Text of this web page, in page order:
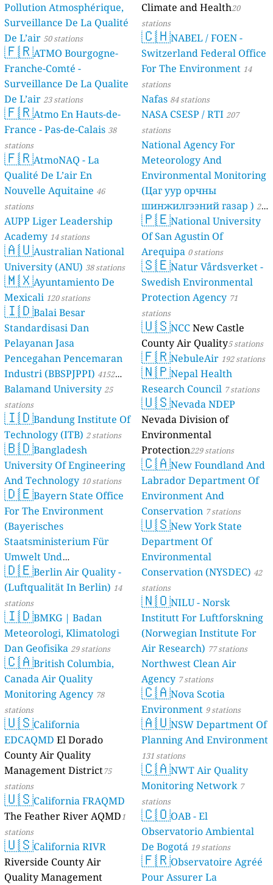
Pollution Atmosphérique,
Surveillance De La Qualité
De L’air 50 stations
🇫🇷ATMO Bourgogne-
Franche-Comté -
Surveillance De La Qualite
De L’air 23 stations
🇫🇷Atmo En Hauts-de-
France - Pas-de-Calais 38
stations
🇫🇷AtmoNAQ - La
Qualité De L’air En
Nouvelle Aquitaine 46
stations
AUPP Liger Leadership
Academy 14 stations
🇦🇺Australian National
University (ANU) 38 stations
🇲🇽Ayuntamiento De
Mexicali 120 stations
🇮🇩Balai Besar
Standardisasi Dan
Pelayanan Jasa
Pencegahan Pencemaran
Industri (BBSPJPPI) 4152
stations
Balamand University25
stations
🇮🇩Bandung Institute Of
Technology (ITB) 2 stations
🇧🇩Bangladesh
University Of Engineering
And Technology 10 stations
🇩🇪Bayern State Office
For The Environment
(Bayerisches
Staatsministerium Für
Umwelt Und
Verbraucherschutz) - LfU
46 stations
🇩🇪Berlin Air Quality -
(Luftqualität In Berlin) 14
stations
🇮🇩BMKG | Badan
Meteorologi, Klimatologi
Dan Geofisika 29 stations
🇨🇦British Columbia,
Canada Air Quality
Monitoring Agency 78
stations
🇺🇸California
EDCAQMD El Dorado
County Air Quality
Management District75
stations
🇺🇸California FRAQMD
The Feather River AQMD1
stations
🇺🇸California RIVR
Riverside County Air
Quality Management
Climate and Health20
stations
🇨🇭NABEL / FOEN -
Switzerland Federal Office
For The Environment 14
stations
Nafas 84 stations
NASA CSESP / RTI 207
stations
National Agency For
Meteorology And
Environmental Monitoring
(Цаг уур орчны
шинжилгээний газар ) 21
stations
🇵🇪National University
Of San Agustin Of
Arequipa 0 stations
🇸🇪Natur Vårdsverket -
Swedish Environmental
Protection Agency 71
stations
🇺🇸NCCNew Castle
County Air Quality5 stations
🇫🇷NebuleAir 192 stations
🇳🇵Nepal Health
Research Council 7 stations
🇺🇸Nevada NDEP
Nevada Division of
Environmental
Protection229 stations
🇨🇦New Foundland And
Labrador Department Of
Environment And
Conservation 7 stations
🇺🇸New York State
Department Of
Environmental
Conservation (NYSDEC) 42
stations
🇳🇴NILU - Norsk
Institutt For Luftforskning
(Norwegian Institute For
Air Research) 77 stations
Northwest Clean Air
Agency 7 stations
🇨🇦Nova Scotia
Environment 9 stations
🇦🇺NSW Department Of
Planning And Environment
131 stations
🇨🇦NWT Air Quality
Monitoring Network 7
stations
🇨🇴OAB - El
Observatorio Ambiental
De Bogotá 19 stations
🇫🇷Observatoire Agréé
Pour Assurer La